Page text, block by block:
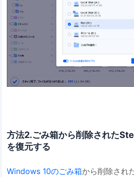
方法2.ごみ箱から削除された
を復元する
Windows 10のごみ箱から削除され